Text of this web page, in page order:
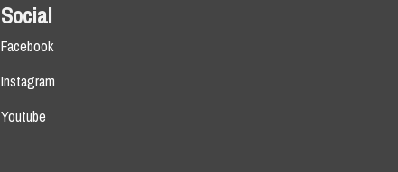
Social
Facebook
Instagram
Youtube